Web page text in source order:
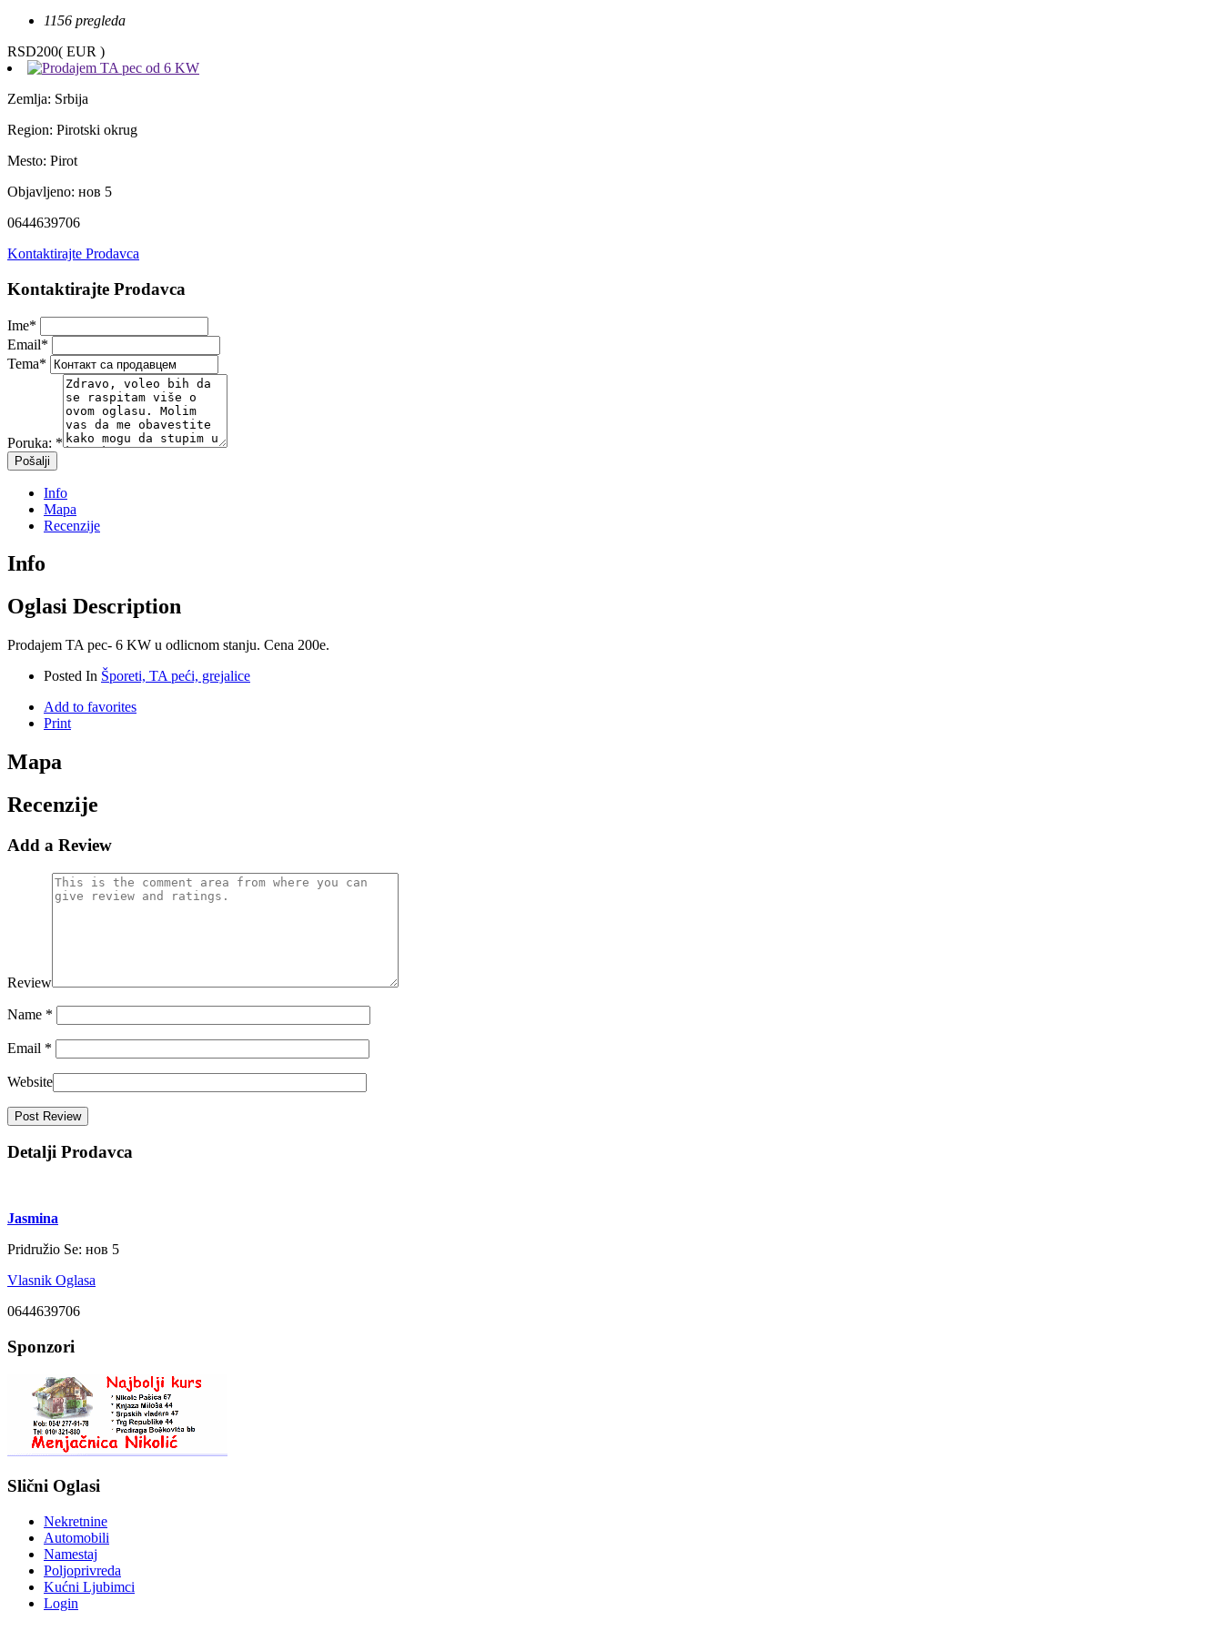
1156 pregleda
RSD200( EUR )
Zemlja: Srbija
Region: Pirotski okrug
Mesto: Pirot
Objavljeno: нов 5
0644639706
Kontaktirajte Prodavca
Kontaktirajte Prodavca
Ime*
Email*
Tema*
Poruka: *
Info
Mapa
Recenzije
Info
Oglasi Description
Prodajem TA pec- 6 KW u odlicnom stanju. Cena 200e.
Posted In Šporeti, TA peći, grejalice
Add to favorites
Print
Mapa
Recenzije
Add a Review
Review
Name *
Email *
Website
Detalji Prodavca
Jasmina
Pridružio Se: нов 5
Vlasnik Oglasa
0644639706
Sponzori
Slični Oglasi
Nekretnine
Automobili
Namestaj
Poljoprivreda
Kućni Ljubimci
Login